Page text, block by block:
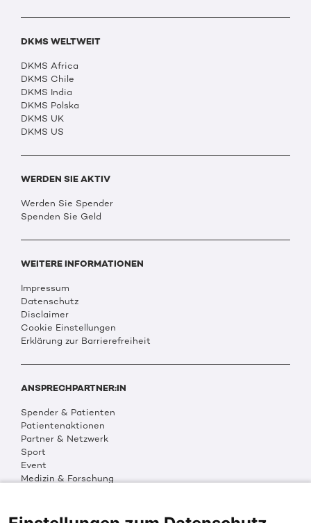
DKMS WELTWEIT
DKMS Africa
DKMS Chile
DKMS India
DKMS Polska
DKMS UK
DKMS US
WERDEN SIE AKTIV
Werden Sie Spender
Spenden Sie Geld
WEITERE INFORMATIONEN
Impressum
Datenschutz
Disclaimer
Cookie Einstellungen
Erklärung zur Barrierefreiheit
ANSPRECHPARTNER:IN
Spender & Patienten
Patientenaktionen
Partner & Netzwerk
Sport
Event
Medizin & Forschung
Multimedia